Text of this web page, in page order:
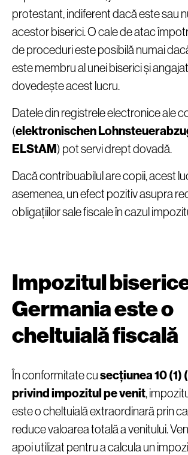
protestant, indiferent dacă este sau
acestor biserici. O cale de atac
de proceduri este posibilă numai
este membru al unei biserici și
dovedește acest lucru.
Datele din registrele electronice ale
(elektronischen
ELStAM) pot servi drept dovadă.
Dacă contribuabilul are copii, acest
asemenea, un efect pozitiv asupra
obligațiilor sale fiscale în cazul
Impozitul
Germania este o
cheltuială fiscală
În conformitate cusecțiunea 10 (1)
privind impozitul pe venit,
este o cheltuială extraordinară prin
reduce valoarea totală a venitului.
apoi utilizat pentru a calcula un